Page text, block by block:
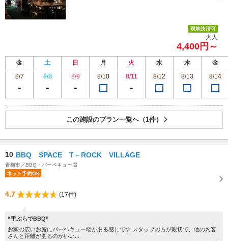
現地決済可
大人
4,400円～
金 土 日 月 火 水 木
金
8/7
8/8 8/9 8/10 8/11 8/12 8/13 8/14
この施設のプラン一覧へ（1件）
10 BBQ SPACE T－ROCK VILLAGE
青梅市／BBQ・バーベキュー場
ネット予約OK
4.7 (17件)
“手ぶらでBBQ”
お家の広いお庭にバーベキュー場がある感じです スタッフの方が親切で、他のお客
さんと距離があるのがいい...